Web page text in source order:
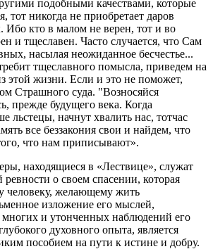
подобными качествами, которые
тот никогда не приобретает даров
Ибо кто в малом не верен, тот и во
и тщеславен. Часто случается, что Сам
насылая неожиданное бесчестье...
тщеславного помысла, приведем на
этой жизни. Если и это не поможет,
Страшного суда. "Возносяйся
прежде будущего века. Когда
льстецы, начнут хвалить нас, тотчас
все беззакония свои и найдем, что
что нам приписывают».
находящиеся в «Лествице», служат
ревности о своем спасении, которая
человеку, желающему жить
изложение его мыслей,
и утонченных наблюдений его
духовного опыта, является
пособием на пути к истине и добру.